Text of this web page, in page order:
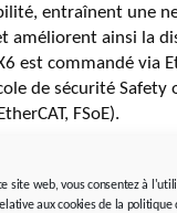
site web, vous consentez à
aux cookies de la
entraînent une
améliorent ainsi la
est commandé via
de sécurité Safety
FSoE).
ni de contrôleurs